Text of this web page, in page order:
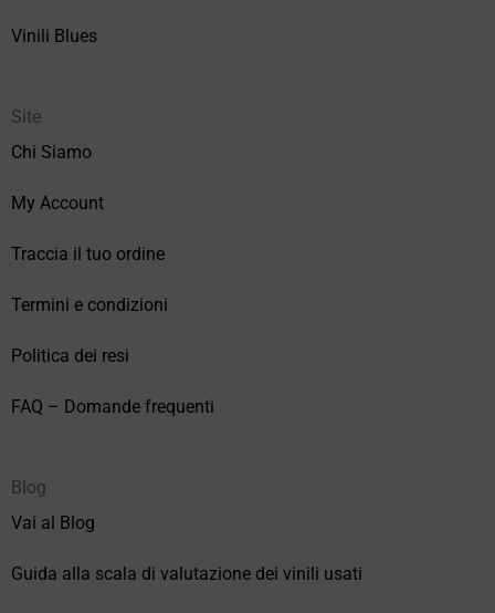
Vinili Blues
Site
Chi Siamo
My Account
Traccia il tuo ordine
Termini e condizioni
Politica dei resi
FAQ – Domande frequenti
Blog
Vai al Blog
Guida alla scala di valutazione dei vinili usati